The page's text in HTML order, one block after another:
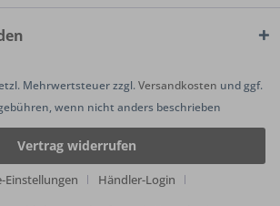
Mehrwertsteuer zzgl.Versandkosten und ggf.
wenn nicht anders beschrieben
Vertrag widerrufen
Einstellungen
Händler-Login